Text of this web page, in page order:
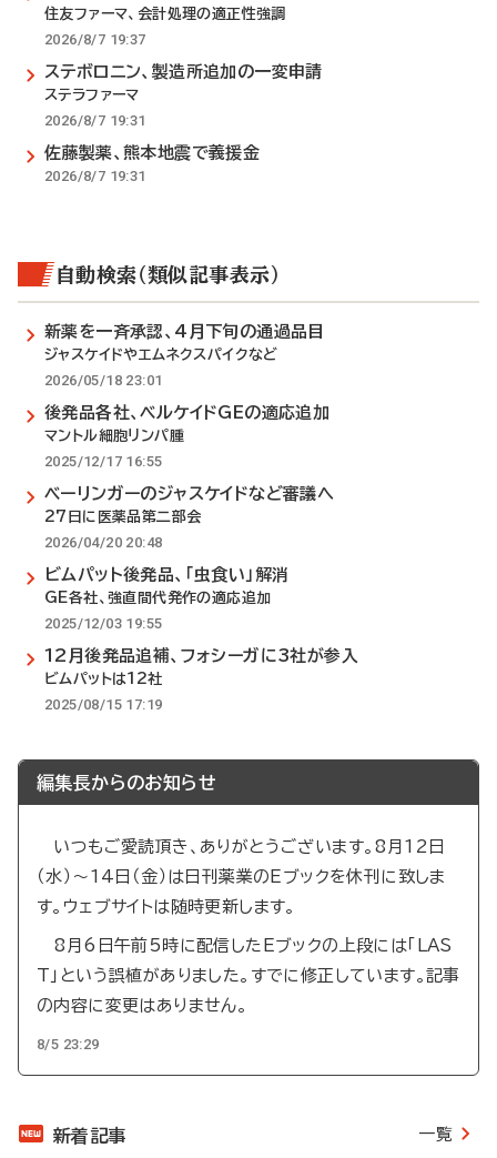
住友ファーマ、会計処理の適正性強調
2026/8/7 19:37
ステボロニン、製造所追加の一変申請
ステラファーマ
2026/8/7 19:31
佐藤製薬、熊本地震で義援金
2026/8/7 19:31
自動検索（類似記事表示）
新薬を一斉承認、4月下旬の通過品目
ジャスケイドやエムネクスパイクなど
2026/05/18 23:01
後発品各社、ベルケイドGEの適応追加
マントル細胞リンパ腫
2025/12/17 16:55
ベーリンガーのジャスケイドなど審議へ
27日に医薬品第二部会
2026/04/20 20:48
ビムパット後発品、「虫食い」解消
GE各社、強直間代発作の適応追加
2025/12/03 19:55
12月後発品追補、フォシーガに3社が参入
ビムパットは12社
2025/08/15 17:19
編集長からのお知らせ
いつもご愛読頂き、ありがとうございます。8月12日
（水）～14日（金）は日刊薬業のEブックを休刊に致しま
す。ウェブサイトは随時更新します。
8月6日午前5時に配信したEブックの上段には「LAS
T」という誤植がありました。すでに修正しています。記事
の内容に変更はありません。
8/5 23:29
新着記事 一覧